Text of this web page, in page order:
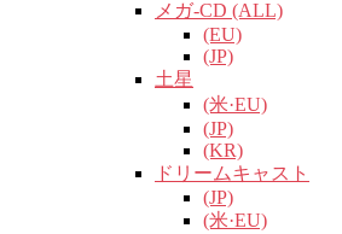
メガ-CD (ALL)
(EU)
(JP)
土星
(米·EU)
(JP)
(KR)
ドリームキャスト
(JP)
(米·EU)